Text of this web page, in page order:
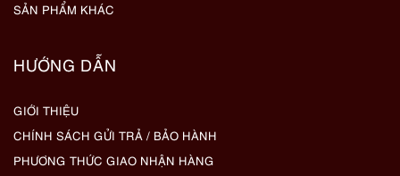
SẢN PHẨM KHÁC
HƯỚNG DẪN
GIỚI THIỆU
CHÍNH SÁCH GỬI TRẢ / BẢO HÀNH
PHƯƠNG THỨC GIAO NHẬN HÀNG